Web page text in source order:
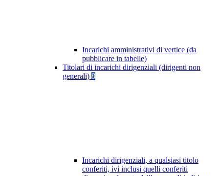
Incarichi amministrativi di vertice (da
pubblicare in tabelle)
Titolari di incarichi dirigenziali (dirigenti non
generali) 8
Incarichi dirigenziali, a qualsiasi titolo
conferiti, ivi inclusi quelli conferiti